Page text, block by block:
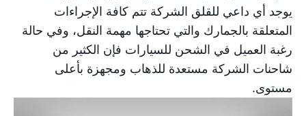
يوجد أي داعي للقلق الشركة تتم كافة الإجراءات
المتعلقة بالجمارك والتي تحتاجها مهمة النقل، وفي حالة
رغبة العميل في الشحن للسيارات فإن الكثير من
شاحنات الشركة مستعدة للذهاب ومجهزة بأعلى
مستوى.